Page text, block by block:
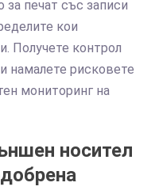
печат със записи
кои
Получете контрол
намалете рисковете
мониторинг на
носител